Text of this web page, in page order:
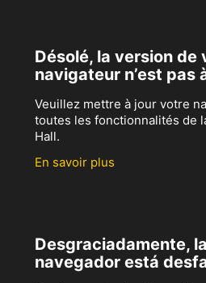
Désolé, la version de
navigateur n’est pas
Veuillez mettre à jour votre
toutes les fonctionnalités de
Hall.
En savoir plus
Desgraciadamente,
navegador está